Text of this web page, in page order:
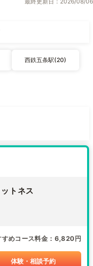
西鉄五条駅(20)
トネス
すめコース料金 6,820円
体験・相談予約